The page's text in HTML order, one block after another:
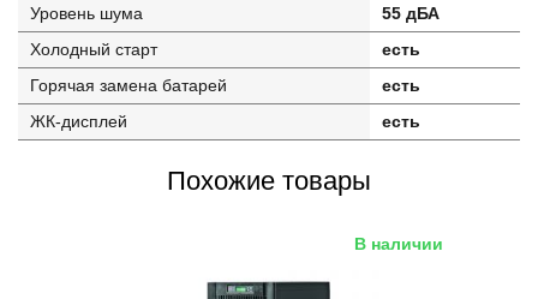
Уровень шума
55 дБА
Холодный старт
есть
Горячая замена батарей
есть
ЖК-дисплей
есть
Похожие товары
В наличии